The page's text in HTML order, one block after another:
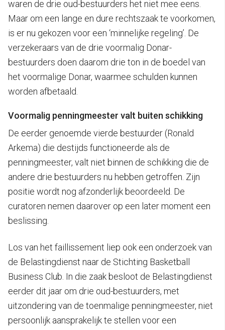
waren de drie oud-bestuurders het niet mee eens.
Maar om een lange en dure rechtszaak te voorkomen,
is er nu gekozen voor een ‘minnelijke regeling’. De
verzekeraars van de drie voormalig Donar-
bestuurders doen daarom drie ton in de boedel van
het voormalige Donar, waarmee schulden kunnen
worden afbetaald.
Voormalig penningmeester valt buiten schikking
De eerder genoemde vierde bestuurder (Ronald
Arkema) die destijds functioneerde als de
penningmeester, valt niet binnen de schikking die de
andere drie bestuurders nu hebben getroffen. Zijn
positie wordt nog afzonderlijk beoordeeld. De
curatoren nemen daarover op een later moment een
beslissing.
Los van het faillissement liep ook een onderzoek van
de Belastingdienst naar de Stichting Basketball
Business Club. In die zaak besloot de Belastingdienst
eerder dit jaar om drie oud-bestuurders, met
uitzondering van de toenmalige penningmeester, niet
persoonlijk aansprakelijk te stellen voor een